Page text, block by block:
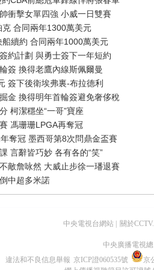
衝擊女單四強 小威一日雙賽
合同兩年1300萬美元
續約 合同兩年1000萬美元
約計劃 與勇士簽下一年短約
簽 換得老鷹內線斯佩爾曼
簽下後衛埃弗裏-布拉德利
金 換得明年首輪簽避免奢侈稅
柯潔穩坐“一哥”寶座
馮珊珊LPGA再奪冠
奪冠 墨西哥第8次問鼎金盃賽
言辭皆巧妙 各有各的“笑”
敵詹咏然 大威止步徐一璠退賽
中超多米諾
中央電視台網站 關於
中央廣播電視
違法和不良信息舉報 京ICP證060535號 京